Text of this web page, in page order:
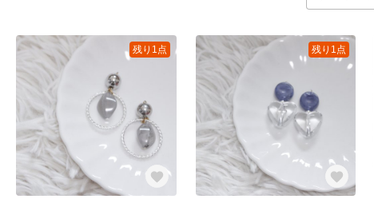
残り1点 残り1点